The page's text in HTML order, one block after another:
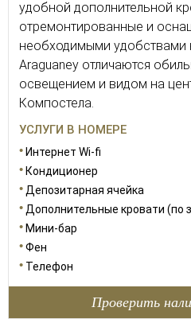
удобной дополнительной
отремонтированные и
необходимыми удобствами
Araguaney отличаются
освещением и видом на
Компостела.
УСЛУГИ В НОМЕРЕ
Интернет Wi-fi
Кондиционер
Депозитарная ячейка
Дополнительные кровати (по
Мини-бар
Фен
Телефон
Проверить